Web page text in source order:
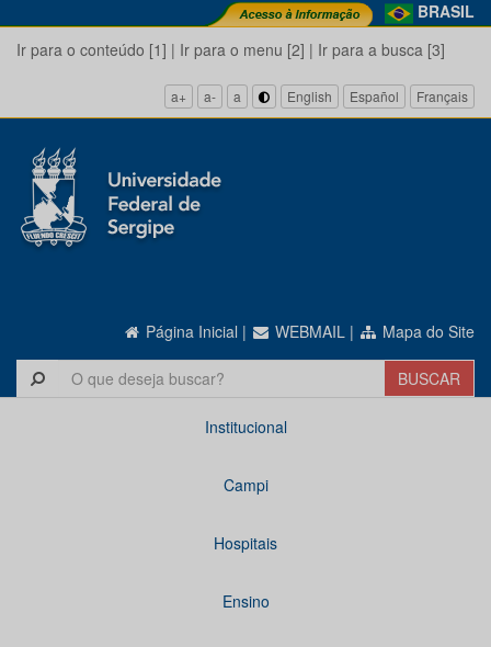
BRASIL
Ir para o conteúdo [1] | Ir para o menu [2] | Ir para a busca [3]
a+ a- a English Español Français
Página Inicial | WEBMAIL | Mapa do Site
Institucional
Campi
Hospitais
Ensino